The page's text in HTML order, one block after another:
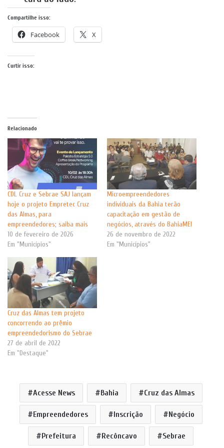
Compartilhe isso:
Facebook X
Curtir isso:
Relacionado
CDL Cruz e Sebrae SAJ lançam
hoje o projeto Empretec Cruz
das Almas, para
empreendedores; saiba mais
10 de fevereiro de 2026
Em "Municípios"
Microempreendedores
individuais da Bahia terão
capacitação em gestão de
negócios, através do BahiaMEI
26 de novembro de 2022
Em "Municípios"
Cruz das Almas tem projeto
concorrendo ao prêmio
empreendedorismo do Sebrae
27 de abril de 2022
Em "Destaque"
Acesse News Bahia Cruz das Almas
Empreendedores Inscrição Negócio
Prefeitura Recôncavo Sebrae